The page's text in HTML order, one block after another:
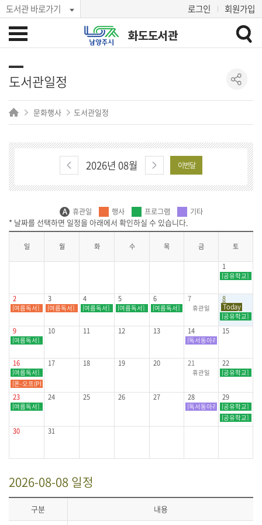
도서관 바로가기 로그인 회원가입
화도도서관
도서관일정
문화행사 도서관일정
2026년 08월 이번달
휴관일 행사 프로그램 기타
일 월 화 수 목 금
토
1
[공유학교] AI
2
[여름독서] 도서관 탐험대 프로젝트
3
[여름독서] 그림책 속 나를 만나요
4
[여름독서] 그림책 속 나를 만나요(10:00~11:30) / 4층 문화강연실
5
[여름독서] 그림책 속 나를 만나요(10:00~11:30) / 4층
6
[여름독서] 그림책 속 나를 만나요
7
휴관일
8
Today
[공유학교] AI
9
[여름독서] 도서관 탐험대 프로젝트(10:00~12:00) / 4층 문화강연실
10 11 12 13 14
[독서동아리] 마치골 독서회
15
16
[여름독서] 도서관 탐험대 프로젝트(10:00~12:00) / 4층 문화강연실
[폰-오프(Phone-off)데이] 여름방학 맞이 '폰 꺼!(Off) 책 켜!(ON)'
17 18 19 20 21
휴관일
22
[공유학교] AI
23
[여름독서] 도서관 탐험대 프로젝트(10:00~12:00) / 4층 문화강연실
24 25 26 27 28
[독서동아리] 마치골 독서회
29
[공유학교] AI
[공유학교] AI
30 31
2026-08-08 일정
구분 내용